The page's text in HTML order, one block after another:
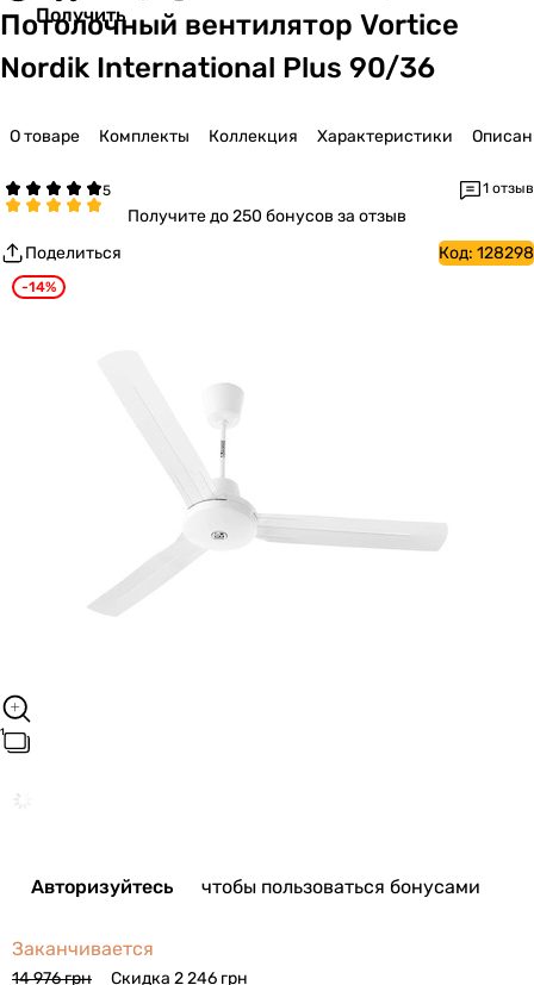
Получить
Потолочный вентилятор Vortice
Nordik International Plus 90/36
О товаре Комплекты Коллекция Характеристики
1 отзыв
Получитедо 250 бонусов за отзыв
Поделиться
Код: 128298
-14%
Авторизуйтесь чтобы пользоваться бонусами
Заканчивается
14 976 грн Скидка 2 246 грн